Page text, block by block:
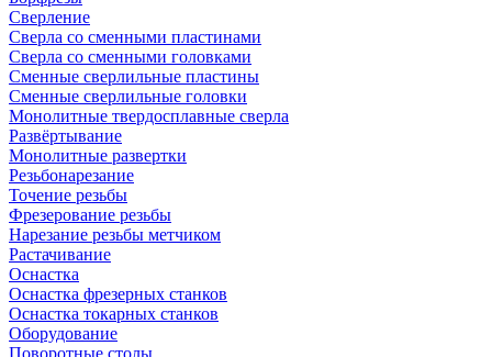
Сверление
Сверла со сменными пластинами
Сверла со сменными головками
Сменные сверлильные пластины
Сменные сверлильные головки
Монолитные твердосплавные сверла
Развёртывание
Монолитные развертки
Резьбонарезание
Точение резьбы
Фрезерование резьбы
Нарезание резьбы метчиком
Растачивание
Оснастка
Оснастка фрезерных станков
Оснастка токарных станков
Оборудование
Поворотные столы